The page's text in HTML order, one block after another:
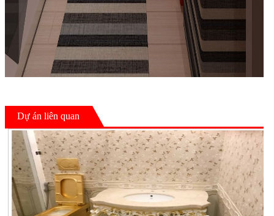
Dự án liên quan